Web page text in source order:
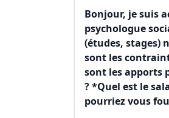
Bonjour, je suis
psychologue
(études, stages)
sont les
sont les apports
? *Quel est le
pourriez vous